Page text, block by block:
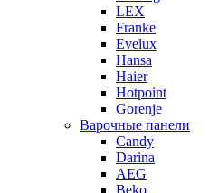
LEX
Franke
Evelux
Hansa
Haier
Hotpoint
Gorenje
Варочные панели
Candy
Darina
AEG